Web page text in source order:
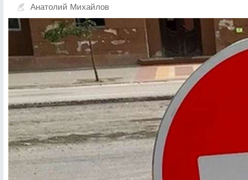
Анатолий Михайлов